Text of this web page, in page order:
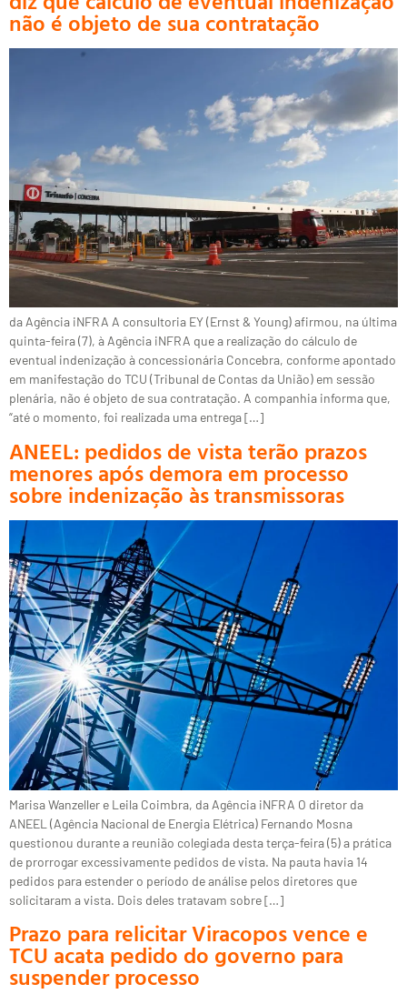
não é objeto de sua contratação
da Agência iNFRA A consultoria EY (Ernst & Young) afirmou, na última
quinta-feira (7), à Agência iNFRA que a realização do cálculo de
eventual indenização à concessionária Concebra, conforme apontado
em manifestação do TCU (Tribunal de Contas da União) em sessão
plenária, não é objeto de sua contratação. A companhia informa que,
“até o momento, foi realizada uma entrega […]
ANEEL: pedidos de vista terão prazos
menores após demora em processo
sobre indenização às transmissoras
Marisa Wanzeller e Leila Coimbra, da Agência iNFRA O diretor da
ANEEL (Agência Nacional de Energia Elétrica) Fernando Mosna
questionou durante a reunião colegiada desta terça-feira (5) a prática
de prorrogar excessivamente pedidos de vista. Na pauta havia 14
pedidos para estender o período de análise pelos diretores que
solicitaram a vista. Dois deles tratavam sobre […]
Prazo para relicitar Viracopos vence e
TCU acata pedido do governo para
suspender processo